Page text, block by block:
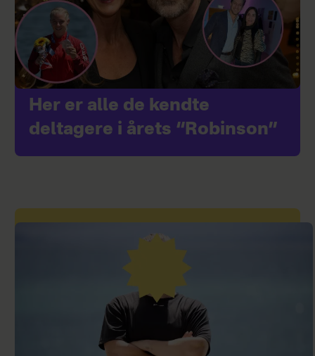
Her er alle de kendte
deltagere i årets “Robinson”